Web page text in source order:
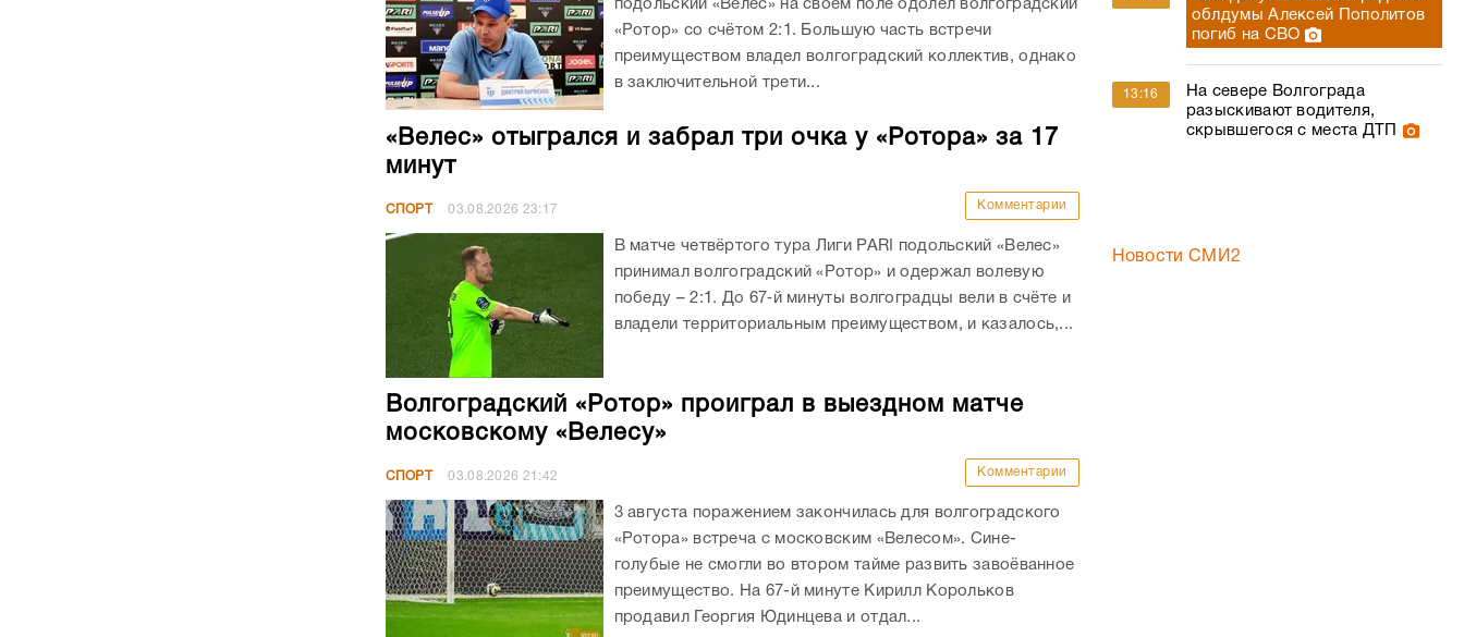
подольский «Велес» на своём поле одолел волгоградский
«Ротор» со счётом 2:1. Большую часть встречи
преимуществом владел волгоградский коллектив, однако
в заключительной трети...
«Велес» отыгрался и забрал три очка у «Ротора» за 17
минут
СПОРТ 03.08.2026 23:17 Комментарии
В матче четвёртого тура Лиги PARI подольский «Велес»
принимал волгоградский «Ротор» и одержал волевую
победу – 2:1. До 67‑й минуты волгоградцы вели в счёте и
владели территориальным преимуществом, и казалось,...
Волгоградский «Ротор» проиграл в выездном матче
московскому «Велесу»
СПОРТ 03.08.2026 21:42 Комментарии
3 августа поражением закончилась для волгоградского
«Ротора» встреча с московским «Велесом». Сине-
голубые не смогли во втором тайме развить завоёванное
преимущество. На 67-й минуте Кирилл Корольков
продавил Георгия Юдинцева и отдал...
облдумы Алексей Пополитов
погиб на СВО
13:16
На севере Волгограда
разыскивают водителя,
скрывшегося с места ДТП
Новости СМИ2